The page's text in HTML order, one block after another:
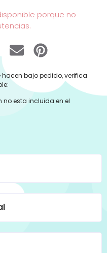
porque no
bajo pedido, verifica
no esta incluida en el